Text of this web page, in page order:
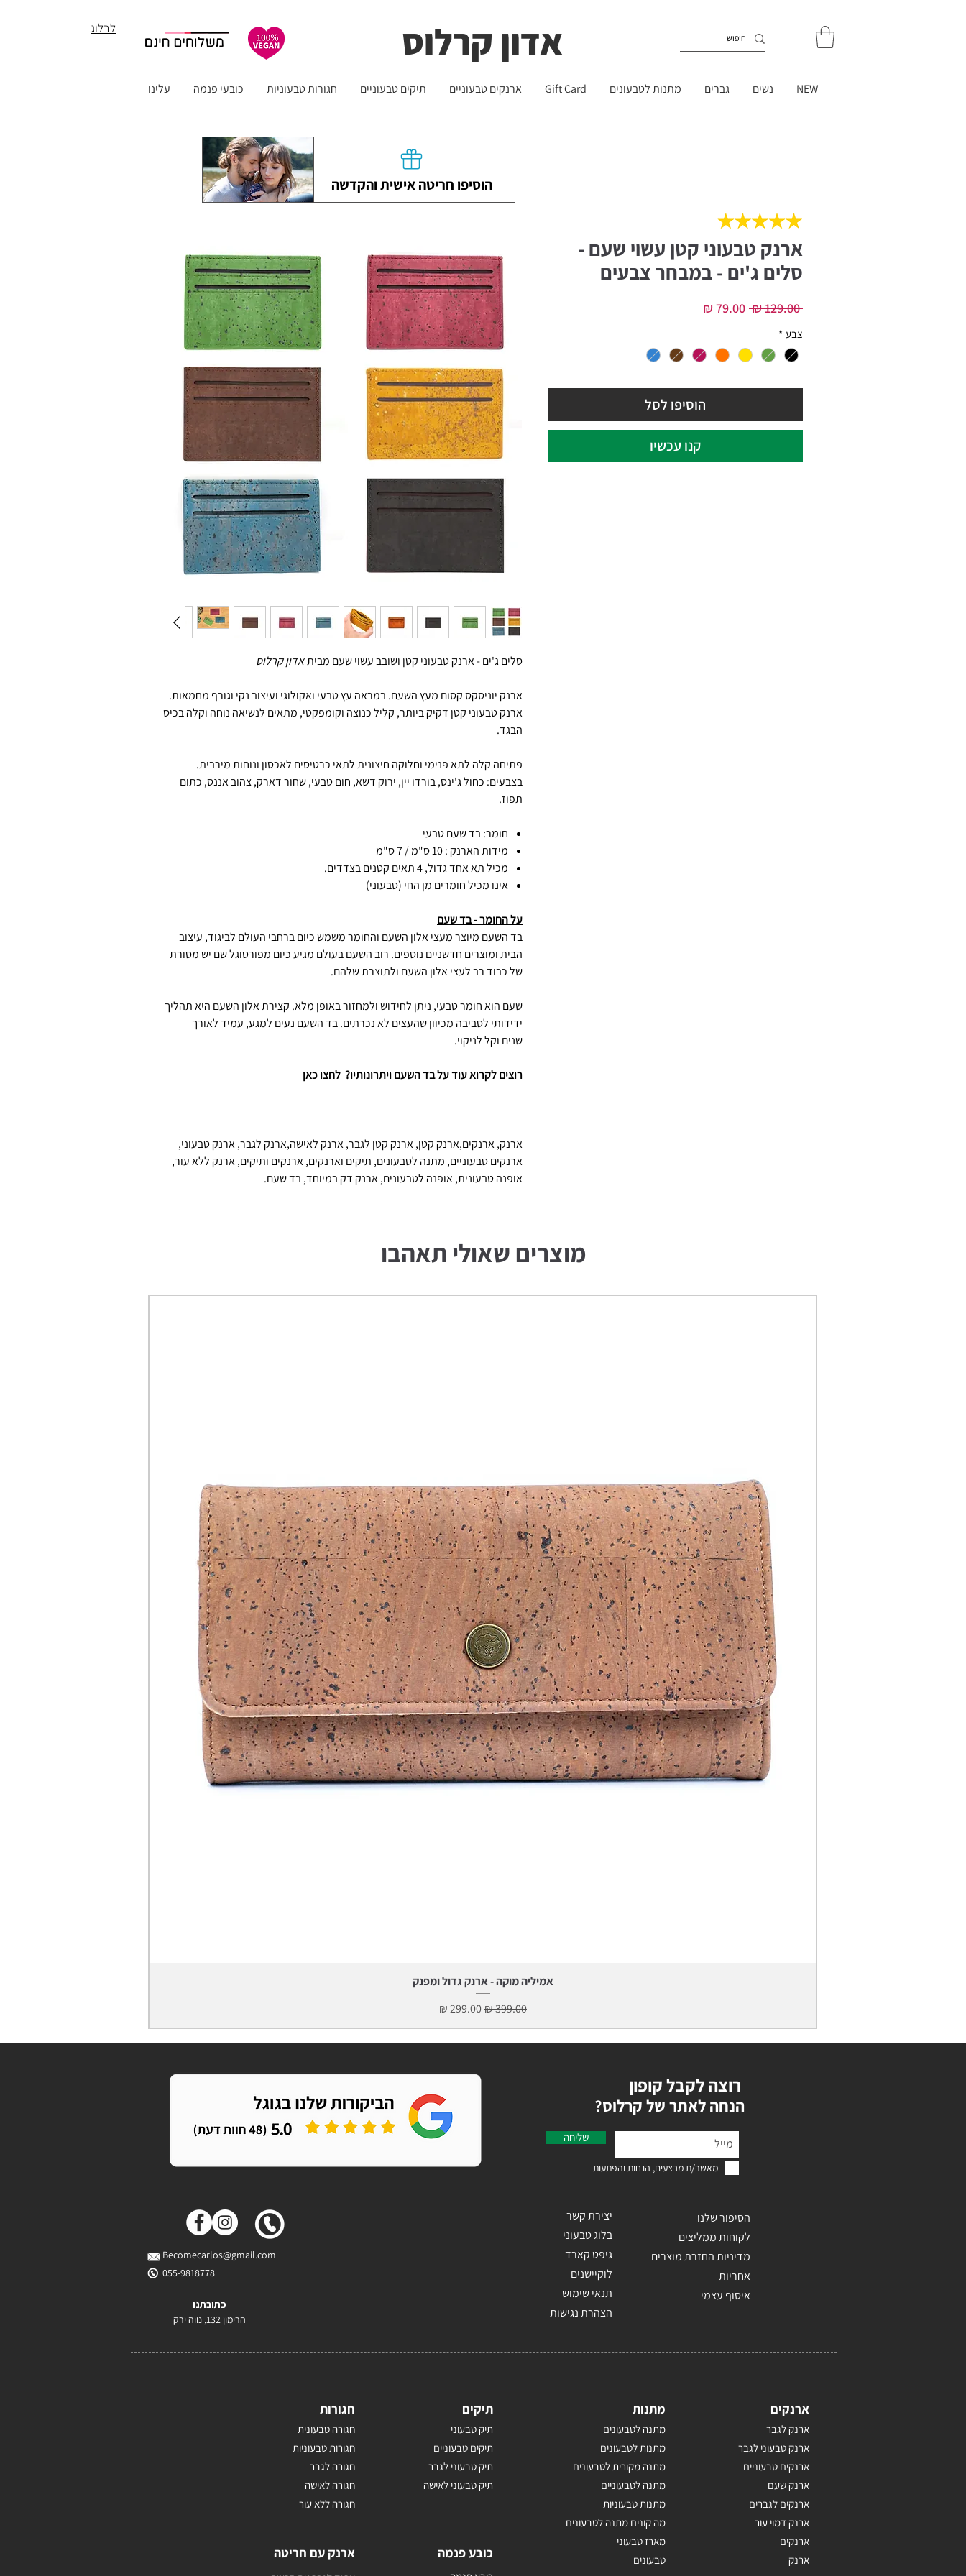
לבלוג אדון קרלוס
NEW נשים גברים מתנות לטבעונים Gift Card ארנקים טבעוניים תיקים טבעוניים חגורות טבעוניות כובעי פנמה עלינו
הוסיפו חריטה אישית והקדשה
סלים ג'ים - ארנק טבעוני קטן ושובב עשוי שעם מביתאדון קרלוס
ארנק יוניסקס קסום מעץ השעם. במראה עץ טבעי ואקולוגי ועיצוב נקי וגורף מחמאות.
ארנק טבעוני קטן דקיק ביותר, קליל כנוצה וקומפקטי, מתאים לנשיאה נוחה וקלה בכיס
הבגד.
פתיחה קלה לתא פנימי וחלוקה חיצונית לתאי כרטיסים לאכסון ונוחות מירבית.
בצבעים: כחול ג'ינס, בורדו יין, ירוק דשא, חום טבעי, שחור דארק, צהוב אננס, כתום
תפוז.
חומר: בד שעם טבעי
מידות הארנק : 10 ס"מ / 7 ס"מ
מכיל תא אחד גדול, 4 תאים קטנים בצדדים.
אינו מכיל חומרים מן החי (טבעוני)
על החומר - בד שעם
בד השעם מיוצר מעצי אלון השעם והחומר משמש כיום ברחבי העולם לביגוד, עיצוב
הבית ומוצרים חדשניים נוספים. רוב השעם בעולם מגיע כיום מפורטוגל שם יש מסורת
של כבוד רב לעצי אלון השעם ולתוצרת שלהם.
שעם הוא חומר טבעי, ניתן לחידוש ולמחזור באופן מלא. קצירת אלון השעם היא תהליך
ידידותי לסביבה מכיוון שהעצים לא נכרתים. בד השעם נעים למגע, עמיד לאורך
שנים וקל לניקוי.
רוצים לקרוא עוד על בד השעם ויתרונותיו? לחצו כאן
ארנק, ארנקים,ארנק קטן, ארנק קטן לגבר, ארנק לאישה,ארנק לגבר, ארנק טבעוני,
ארנקים טבעוניים, מתנה לטבעונים, תיקים וארנקים, ארנקים ותיקים, ארנק ללא עור,
אופנה טבעונית, אופנה לטבעונים, ארנק דק במיוחד, בד שעם.
ארנק טבעוני קטן עשוי שעם -
סלים ג'ים - במבחר צבעים
‏129.00 ‏₪
מחיר
צבע *
הוסיפו לסל
קנו עכשיו
מוצרים שאולי תאהבו
תצוגה מהירה
אמיליה מוקה - ארנק גדול ומפנק
מחיר רגיל מחיר מבצע
Becomecarlos@gmail.com
055-9818778
כתובתנו
הרימון 132, נווה ירק
רוצה לקבל קופון
?הנחה לאתר של קרלוס
שליחה
מאשר/ת מבצעים, הנחות והפתעות
יצירת קשר
בלוג טבעוני
גיפט קארד
לוקיישנים
תנאי שימוש
הצהרת נגישות
הסיפור שלנו
לקוחות ממליצים
מדיניות החזרת מוצרים
אחריות
איסוף עצמי
חגורות
חגורה טבעונית
חגורות טבעוניות
חגורה לגבר
חגורה לאישה
חגורה ללא עור
תיקים
תיק טבעוני
תיקים טבעוניים
תיק טבעוני לגבר
תיק טבעוני לאישה
ארנק עם חריטה כובע פנמה
מתנות
מתנה לטבעונים
מתנות לטבעונים
מתנה מקורית לטבעונים
מתנה לטבעוניים
מתנות טבעוניות
מה קונים מתנה לטבעונים
מארז טבעוני
טבעונים
ארנקים
ארנק לגבר
ארנק טבעוני לגבר
ארנקים טבעוניים
ארנק שעם
ארנקים לגברים
ארנק דמוי עור
ארנקים
ארנק